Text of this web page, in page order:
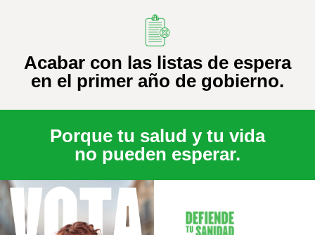
Acabar con las listas de espera
en el primer año de gobierno.
Porque tu salud y tu vida
no pueden esperar.